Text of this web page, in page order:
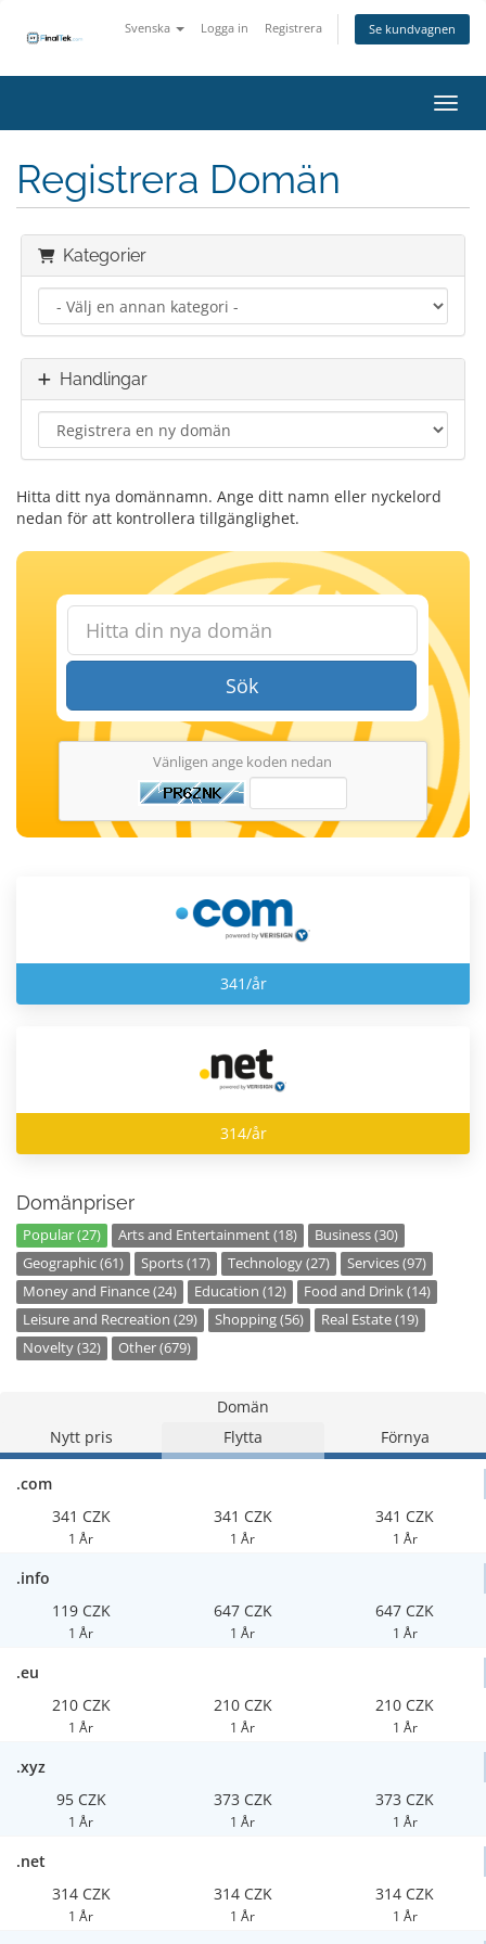
Svenska Logga in Registrera Se kundvagnen
Registrera Domän
Kategorier
Handlingar
Hitta ditt nya domännamn. Ange ditt namn eller nyckelord
nedan för att kontrollera tillgänglighet.
Sök
Vänligen ange koden nedan
341/år
314/år
Domänpriser
Popular (27) Arts and Entertainment (18)
Business (30)
Geographic (61)
Sports (17) Technology (27)
Services (97)
Money and Finance (24)
Education (12)
Food and Drink (14)
Leisure and Recreation (29)
Shopping (56)
Real Estate (19)
Novelty (32)
Other (679)
Domän
Nytt pris
Flytta Förnya
.com
341 CZK
1 År
341 CZK
1 År
341 CZK
1 År
.info
119 CZK
1 År
647 CZK
1 År
647 CZK
1 År
.eu
210 CZK
1 År
210 CZK
1 År
210 CZK
1 År
.xyz
95 CZK
1 År
373 CZK
1 År
373 CZK
1 År
.net
314 CZK
1 År
314 CZK
1 År
314 CZK
1 År